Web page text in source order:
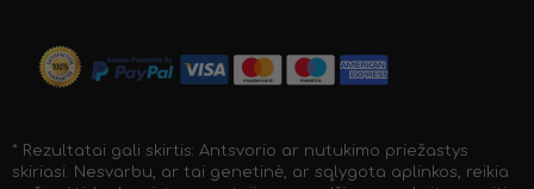
* Rezultatai gali skirtis: Antsvorio ar nutukimo priežastys
skiriasi. Nesvarbu, ar tai genetinė, ar sąlygota aplinkos, reikia